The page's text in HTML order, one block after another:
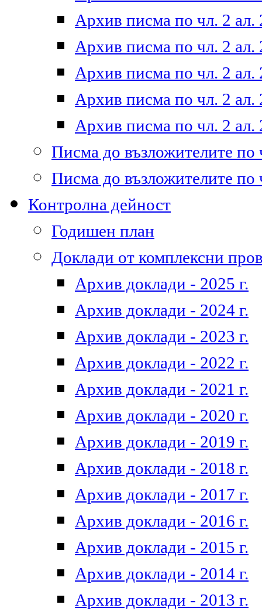
Архив писма по чл. 2 ал.
Архив писма по чл. 2 ал.
Архив писма по чл. 2 ал.
Архив писма по чл. 2 ал.
Архив писма по чл. 2 ал.
Писма до възложителите по
Писма до възложителите по
Контролна дейност
Годишен план
Доклади от комплексни
Архив доклади - 2025 г.
Архив доклади - 2024 г.
Архив доклади - 2023 г.
Архив доклади - 2022 г.
Архив доклади - 2021 г.
Архив доклади - 2020 г.
Архив доклади - 2019 г.
Архив доклади - 2018 г.
Архив доклади - 2017 г.
Архив доклади - 2016 г.
Архив доклади - 2015 г.
Архив доклади - 2014 г.
Архив доклади - 2013 г.